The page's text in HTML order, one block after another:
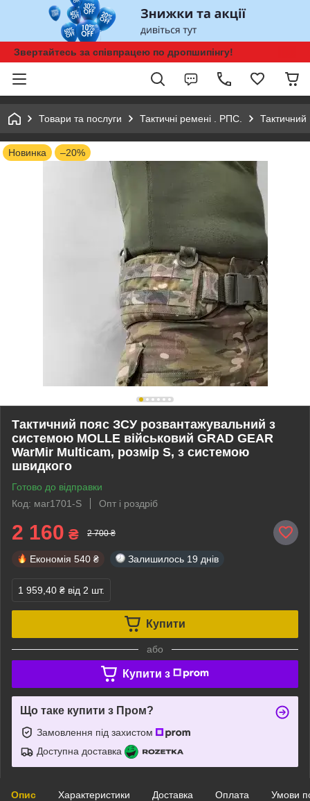
Звертайтесь за співпрацею по дропшипінгу!
Товари та послуги Тактичні ремені . РПС.
Новинка –20%
Тактичний пояс ЗСУ розвантажувальний з
системою MOLLE військовий GRAD GEAR
WarMir Multicam, розмір S, з системою
швидкого
Готово до відправки
Код: маг1701-S
Опт і роздріб
2 160 ₴ 2 700 ₴
Економія 540 ₴ Залишилось 19 днів
1 959,40 ₴ від 2 шт.
Купити
або
Купити з
Що таке купити з Пром?
Замовлення під захистом
Доступна доставка
Опис Характеристики Доставка Оплата Умови